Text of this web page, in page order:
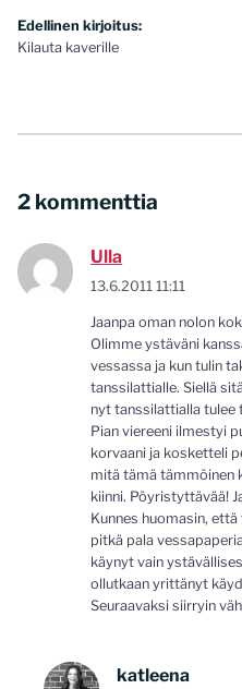
Artikkelien
selaus
Edellinen kirjoitus:
Kilauta kaverille
2 kommenttia
Ulla
13.6.2011 11:11
Jaanpa oman nolon
Olimme ystäväni
vessassa ja kun tulin
tanssilattialle. Siellä
nyt tanssilattialla tulee
Pian viereeni ilmestyi
korvaani ja kosketteli
mitä tämä tämmöinen
kiinni. Pöyristyttävää!
Kunnes huomasin,
pitkä pala
käynyt vain
ollutkaan yrittänyt
Seuraavaksi siirryin
katleena